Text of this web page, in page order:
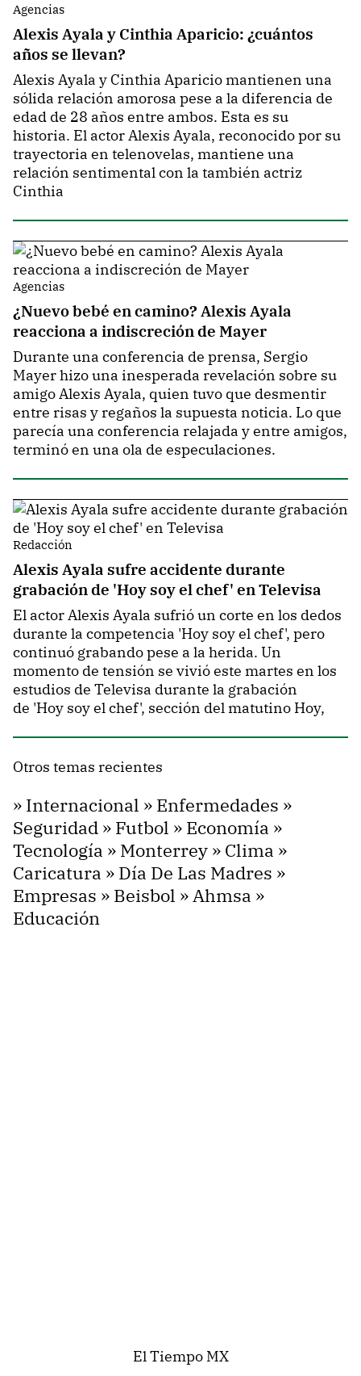
Agencias
Alexis Ayala y Cinthia Aparicio: ¿cuántos
años se llevan?
Alexis Ayala y Cinthia Aparicio mantienen una
sólida relación amorosa pese a la diferencia de
edad de 28 años entre ambos. Esta es su
historia. El actor Alexis Ayala, reconocido por su
trayectoria en telenovelas, mantiene una
relación sentimental con la también actriz
Cinthia
Agencias
¿Nuevo bebé en camino? Alexis Ayala
reacciona a indiscreción de Mayer
Durante una conferencia de prensa, Sergio
Mayer hizo una inesperada revelación sobre su
amigo Alexis Ayala, quien tuvo que desmentir
entre risas y regaños la supuesta noticia. Lo que
parecía una conferencia relajada y entre amigos,
terminó en una ola de especulaciones.
Redacción
Alexis Ayala sufre accidente durante
grabación de 'Hoy soy el chef' en Televisa
El actor Alexis Ayala sufrió un corte en los dedos
durante la competencia 'Hoy soy el chef', pero
continuó grabando pese a la herida. Un
momento de tensión se vivió este martes en los
estudios de Televisa durante la grabación
de 'Hoy soy el chef', sección del matutino Hoy,
Otros temas recientes
» Internacional » Enfermedades »
Seguridad » Futbol » Economía »
Tecnología » Monterrey » Clima »
Caricatura » Día De Las Madres »
Empresas » Beisbol »Ahmsa »
Educación
El Tiempo MX